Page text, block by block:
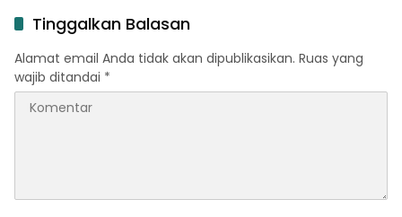
Tinggalkan Balasan
Alamat email Anda tidak akan dipublikasikan. Ruas yang
wajib ditandai *